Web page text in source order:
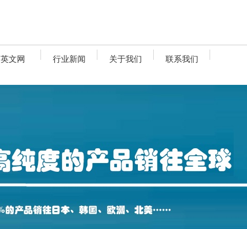
英文网 行业新闻 关于我们 联系我们